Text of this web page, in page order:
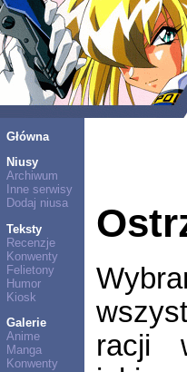
Główna
Niusy
Archiwum
Inne serwisy
Dodaj niusa
Teksty
Recenzje
Konwenty
Felietony
Humor
Kiosk
Galerie
Anime
Manga
Konwenty
racji